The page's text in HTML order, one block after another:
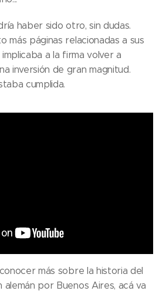
haber sido otro, sin dudas.
más páginas relacionadas a sus
a la firma volver a
inversión de gran magnitud.
cumplida.
más sobre la historia del
por Buenos Aires, acá va